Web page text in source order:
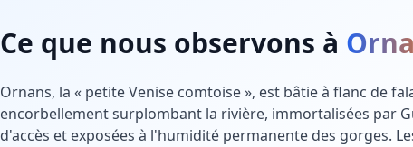
Ce que nous observons à
Ornans, la « petite Venise comtoise », est bâtie à flanc de
encorbellement surplombant la rivière, immortalisées par
d'accès et exposées à l'humidité permanente des gorges.